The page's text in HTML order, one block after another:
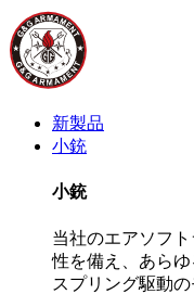
新製品
小銃
小銃
当社のエアソフ
性を備え、あらゆ
スプリング駆動